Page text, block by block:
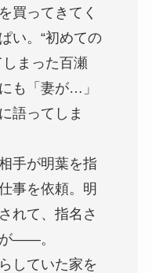
買ってきてく
い。“初めての
まった百瀬
も「妻が…」
語ってしま
手が明葉を指
事を依頼。明
れて、指名さ
――。
していた家を